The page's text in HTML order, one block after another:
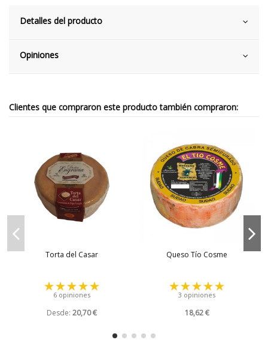
Detalles del producto
Opiniones
Clientes que compraron este producto también compraron:
Torta del Casar
6 opiniones
Desde: 20,70 €
Queso Tío Cosme
3 opiniones
18,62 €